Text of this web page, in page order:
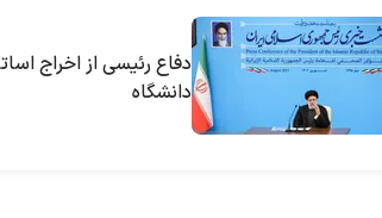
دفاع رئیسی از اخراج
دانشگاه